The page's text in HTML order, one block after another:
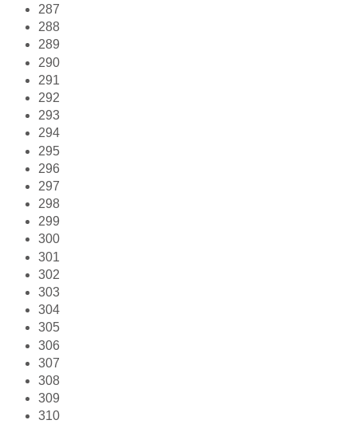
287
288
289
290
291
292
293
294
295
296
297
298
299
300
301
302
303
304
305
306
307
308
309
310